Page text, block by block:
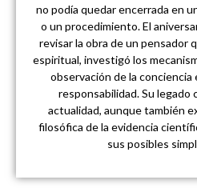
no podía quedar encerrada en
o un procedimiento. El
revisar la obra de un pensador
espiritual, investigó los
observación de la conciencia
responsabilidad. Su legado
actualidad, aunque también
filosófica de la evidencia
sus posibles